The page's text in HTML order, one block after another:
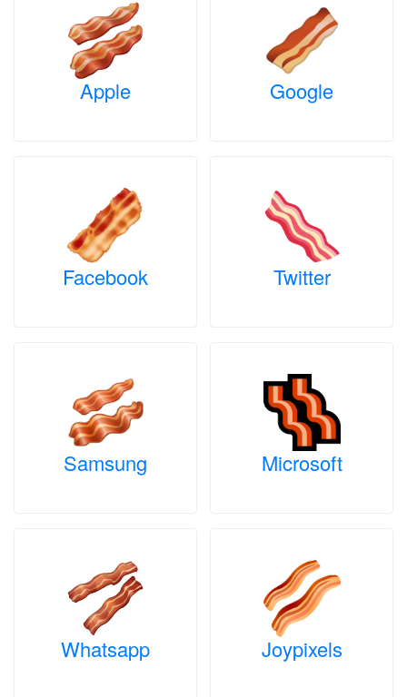
Apple Google
Facebook Twitter
Samsung Microsoft
Whatsapp Joypixels